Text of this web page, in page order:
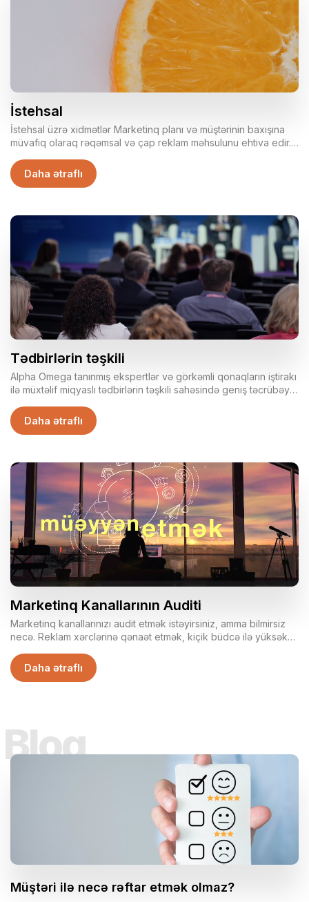
İstehsal
İstehsal üzrə xidmətlər Marketinq planı və müştərinin baxışına
müvafiq olaraq rəqəmsal və çap reklam məhsulunu ehtiva edir.
çəkilişlər də aiddir.
Daha ətraflı
Tədbirlərin təşkili
Alpha Omega tanınmış ekspertlər və görkəmli qonaqların iştirakı
ilə müxtəlif miqyaslı tədbirlərin təşkili sahəsində geniş təcrübəyə
aparmağa, qonaqlarınıza xüsusi diqqəti göstərməyə daim
hazırıq!
Daha ətraflı
Marketinq Kanallarının Auditi
Marketinq kanallarınızı audit etmək istəyirsiniz, amma bilmirsiz
necə. Reklam xərclərinə qənaət etmək, kiçik büdcə ilə yüksək
qalıb? Rəqəmsal Marketinq kanallarınızın təhlilini bizə həvalə
edin!
Daha ətraflı
Bloq
Müştəri ilə necə rəftar etmək olmaz?